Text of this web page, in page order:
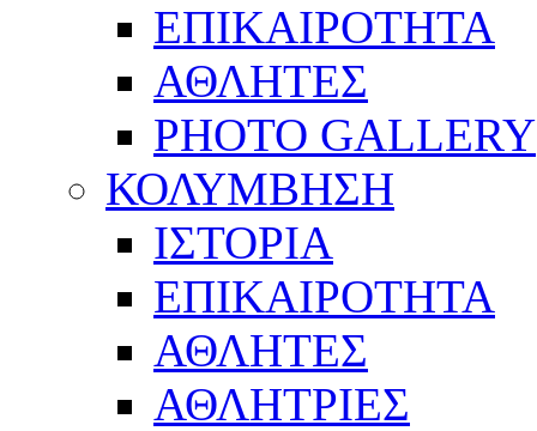
ΕΠΙΚΑΙΡΟΤΗΤΑ
ΑΘΛΗΤΕΣ
PHOTO GALLERY
ΚΟΛΥΜΒΗΣΗ
ΙΣΤΟΡΙΑ
ΕΠΙΚΑΙΡΟΤΗΤΑ
ΑΘΛΗΤΕΣ
ΑΘΛΗΤΡΙΕΣ